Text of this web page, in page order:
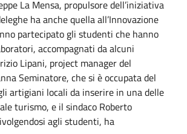
La Mensa, propulsore dell’iniziativa
ha anche quella all’Innovazione
partecipato gli studenti che hanno
accompagnati da alcuni
Lipani, project manager del
Seminatore, che si è occupata del
artigiani locali da inserire in una delle
turismo, e il sindaco Roberto
agli studenti, ha